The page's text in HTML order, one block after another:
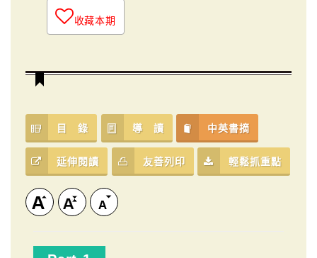
收藏本期
目 錄 導 讀 中英書摘
延伸閱讀 友善列印 輕鬆抓重點